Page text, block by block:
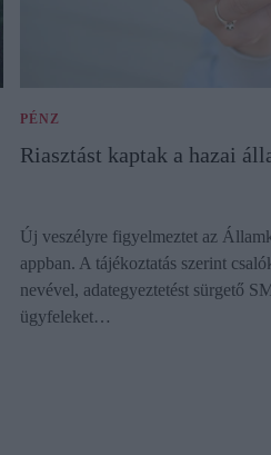
PÉNZ
Riasztást kaptak a hazai
Új veszélyre figyelmeztet az
appban. A tájékoztatás szerint
nevével, adategyeztetést sürgető
ügyfeleket…